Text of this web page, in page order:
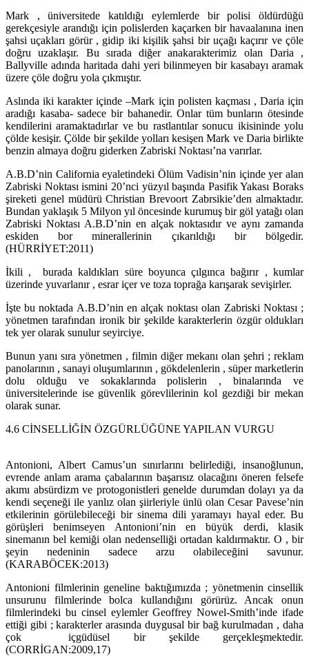
Mark , üniversitede katıldığı eylemlerde bir polisi öldürdüğü
gerekçesiyle arandığı için polislerden kaçarken bir havaalanına inen
şahsi uçakları görür , gidip iki kişilik şahsi bir uçağı kaçırır ve çöle
doğru uzaklaşır. Bu sırada diğer anakarakterimiz olan Daria ,
Ballyville adında haritada dahi yeri bilinmeyen bir kasabayı aramak
üzere çöle doğru yola çıkmıştır.
Aslında iki karakter içinde –Mark için polisten kaçması , Daria için
aradığı kasaba- sadece bir bahanedir. Onlar tüm bunların ötesinde
kendilerini aramaktadırlar ve bu rastlantılar sonucu ikisininde yolu
çölde kesişir. Çölde bir şekilde yolları kesişen Mark ve Daria birlikte
benzin almaya doğru giderken Zabriski Noktası’na varırlar.
A.B.D’nin California eyaletindeki Ölüm Vadisin’nin içinde yer alan
Zabriski Noktası ismini 20’nci yüzyıl başında Pasifik Yakası Boraks
şireketi genel müdürü Christian Brevoort Zabrsikie’den almaktadır.
Bundan yaklaşık 5 Milyon yıl öncesinde kurumuş bir göl yatağı olan
Zabriski Noktası A.B.D’nin en alçak noktasıdır ve aynı zamanda
eskiden bor minerallerinin çıkarıldığı bir bölgedir.
(HÜRRİYET:2011)
İkili , burada kaldıkları süre boyunca çılgınca bağırır , kumlar
üzerinde yuvarlanır , esrar içer ve toza toprağa karışarak sevişirler.
İşte bu noktada A.B.D’nin en alçak noktası olan Zabriski Noktası ;
yönetmen tarafından ironik bir şekilde karakterlerin özgür oldukları
tek yer olarak sunulur seyirciye.
Bunun yanı sıra yönetmen , filmin diğer mekanı olan şehri ; reklam
panolarının , sanayi oluşumlarının , gökdelenlerin , süper marketlerin
dolu olduğu ve sokaklarında polislerin , binalarında ve
üniversitelerinde ise güvenlik görevlilerinin kol gezdiği bir mekan
olarak sunar.
4.6 CİNSELLİĞİN ÖZGÜRLÜĞÜNE YAPILAN VURGU
Antonioni, Albert Camus’un sınırlarını belirlediği, insanoğlunun,
evrende anlam arama çabalarının başarısız olacağını öneren felsefe
akımı absürdizm ve protogonistleri genelde durumdan dolayı ya da
kendi seçeneği ile yanlız olan şiirleriyle ünlü olan Cesar Pavese’nin
etkilerinin görülebileceği bir sinema dili yaramayı hayal eder. Bu
görüşleri benimseyen Antonioni’nin en büyük derdi, klasik
sinemanın bel kemiği olan nedenselliği ortadan kaldırmaktır. O , bir
şeyin nedeninin sadece arzu olabileceğini savunur.
(KARABÖCEK:2013)
Antonioni filmlerinin geneline baktığımızda ; yönetmenin cinsellik
unsurunu filmlerinde bolca kullandığını görürüz. Ancak onun
filmlerindeki bu cinsel eylemler Geoffrey Nowel-Smith’inde ifade
ettiği gibi ; karakterler arasında duygusal bir bağ kurulmadan , daha
çok içgüdüsel bir şekilde gerçekleşmektedir.
(CORRİGAN:2009,17)